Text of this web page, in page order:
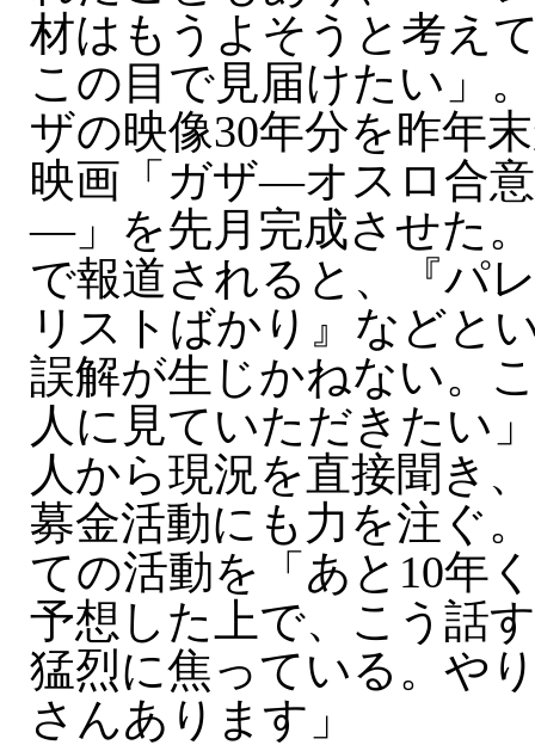
材はもうよそうと考え
この目で見届けたい」
ザの映像30年分を昨年
映画「ガザ—オスロ合
—」を先月完成させた
で報道されると、『パ
リストばかり』などと
誤解が生じかねない。
人に見ていただきたい
人から現況を直接聞き
募金活動にも力を注ぐ
ての活動を「あと10年
予想した上で、こう話
猛烈に焦っている。や
さんあります」